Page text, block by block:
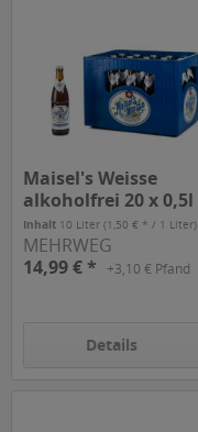
Maisel's Weisse
alkoholfrei 20 x 0,5l
Inhalt 10 Liter(1,50 € * / 1 Liter)
MEHRWEG
14,99 € *
+3,10 € Pfand
Details